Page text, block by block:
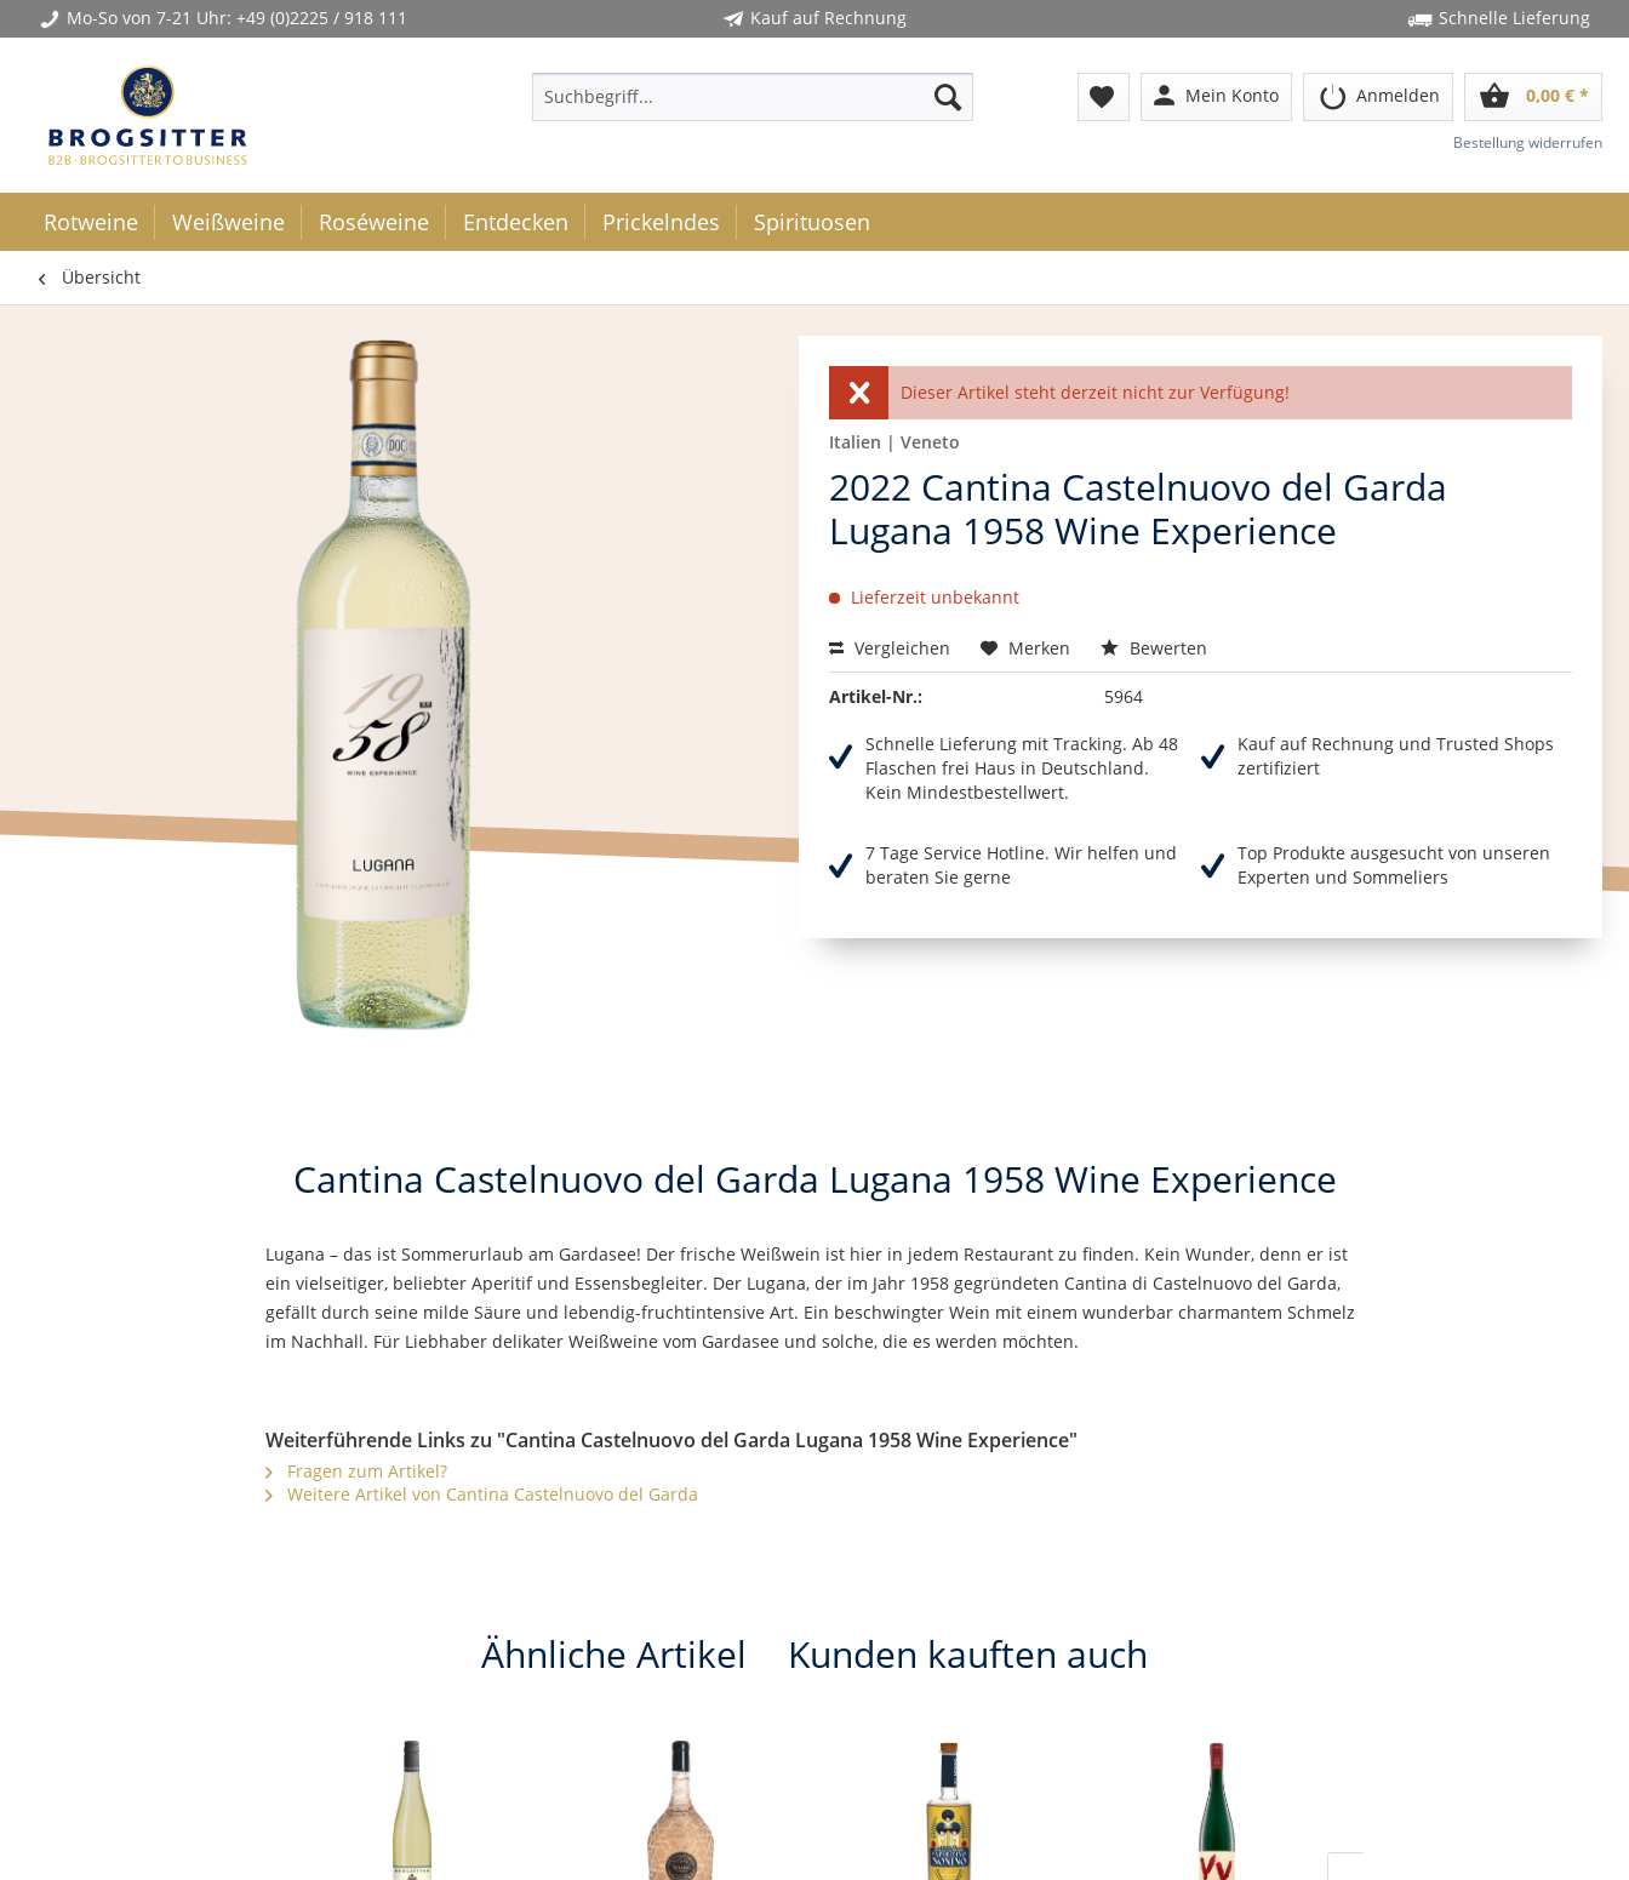
Mo-So von 7-21 Uhr: +49 (0)2225 / 918 111 Kauf auf Rechnung Schnelle Lieferung
favorite person Mein Konto Anmelden shopping_basket 0,00 € *
Bestellung widerrufen
Rotweine Weißweine Roséweine Entdecken Prickelndes Spirituosen
Übersicht
Dieser Artikel steht derzeit nicht zur Verfügung!
Italien | Veneto
2022 Cantina Castelnuovo del Garda
Lugana 1958 Wine Experience
Lieferzeit unbekannt
Vergleichen Merken Bewerten
Artikel-Nr.: 5964
Schnelle Lieferung mit Tracking. Ab 48
Flaschen frei Haus in Deutschland.
Kein Mindestbestellwert.
Kauf auf Rechnung und Trusted Shops
zertifiziert
7 Tage Service Hotline. Wir helfen und
beraten Sie gerne
Top Produkte ausgesucht von unseren
Experten und Sommeliers
Cantina Castelnuovo del Garda Lugana 1958 Wine Experience
Lugana – das ist Sommerurlaub am Gardasee! Der frische Weißwein ist hier in jedem Restaurant zu finden. Kein Wunder, denn er ist
ein vielseitiger, beliebter Aperitif und Essensbegleiter. Der Lugana, der im Jahr 1958 gegründeten Cantina di Castelnuovo del Garda,
gefällt durch seine milde Säure und lebendig-fruchtintensive Art. Ein beschwingter Wein mit einem wunderbar charmantem Schmelz
im Nachhall. Für Liebhaber delikater Weißweine vom Gardasee und solche, die es werden möchten.
Weiterführende Links zu "Cantina Castelnuovo del Garda Lugana 1958 Wine Experience"
Fragen zum Artikel?
Weitere Artikel von Cantina Castelnuovo del Garda
Ähnliche Artikel Kunden kauften auch